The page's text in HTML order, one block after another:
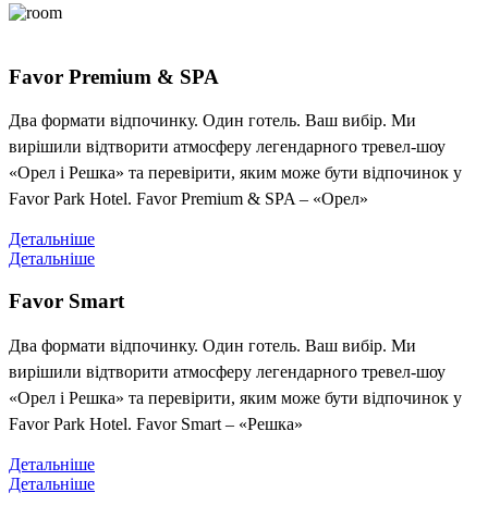
Favor Premium & SPA
Два формати відпочинку. Один готель. Ваш вибір. Ми
вирішили відтворити атмосферу легендарного тревел-шоу
«Орел і Решка» та перевірити, яким може бути відпочинок у
Favor Park Hotel. Favor Premium & SPA – «Орел»
Детальніше
Детальніше
Favor Smart
Два формати відпочинку. Один готель. Ваш вибір. Ми
вирішили відтворити атмосферу легендарного тревел-шоу
«Орел і Решка» та перевірити, яким може бути відпочинок у
Favor Park Hotel. Favor Smart – «Решка»
Детальніше
Детальніше